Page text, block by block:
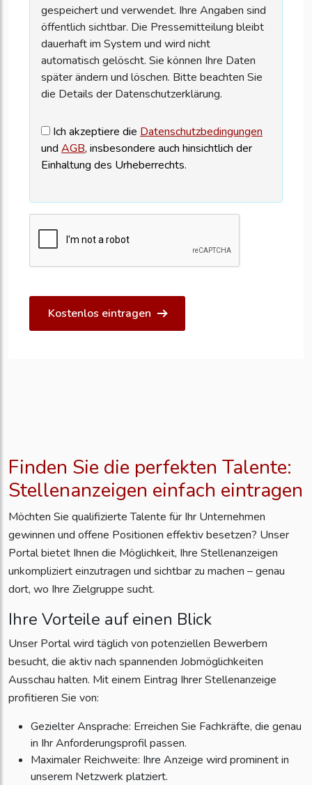
gespeichert und verwendet. Ihre Angaben sind
öffentlich sichtbar. Die Pressemitteilung bleibt
dauerhaft im System und wird nicht
automatisch gelöscht. Sie können Ihre Daten
später ändern und löschen. Bitte beachten Sie
die Details der Datenschutzerklärung.
Ich akzeptiere die Datenschutzbedingungen
und AGB, insbesondere auch hinsichtlich der
Einhaltung des Urheberrechts.
Kostenlos eintragen
Finden Sie die perfekten Talente:
Stellenanzeigen einfach eintragen
Möchten Sie qualifizierte Talente für Ihr Unternehmen
gewinnen und offene Positionen effektiv besetzen? Unser
Portal bietet Ihnen die Möglichkeit, Ihre Stellenanzeigen
unkompliziert einzutragen und sichtbar zu machen – genau
dort, wo Ihre Zielgruppe sucht.
Ihre Vorteile auf einen Blick
Unser Portal wird täglich von potenziellen Bewerbern
besucht, die aktiv nach spannenden Jobmöglichkeiten
Ausschau halten. Mit einem Eintrag Ihrer Stellenanzeige
profitieren Sie von:
Gezielter Ansprache: Erreichen Sie Fachkräfte, die genau
in Ihr Anforderungsprofil passen.
Maximaler Reichweite: Ihre Anzeige wird prominent in
unserem Netzwerk platziert.